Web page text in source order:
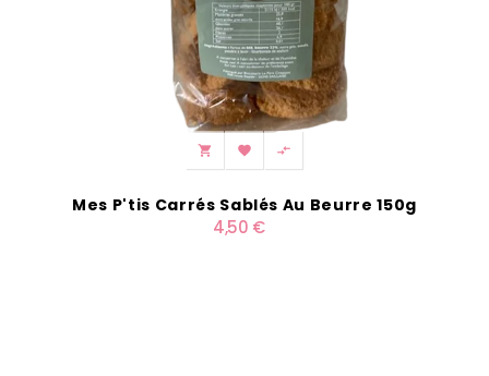
  
Mes P'tis Carrés Sablés Au Beurre 150g
4,50 €